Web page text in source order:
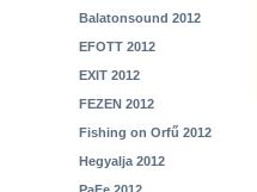
Balatonsound 2012
EFOTT 2012
EXIT 2012
FEZEN 2012
Fishing on Orfű 2012
Hegyalja 2012